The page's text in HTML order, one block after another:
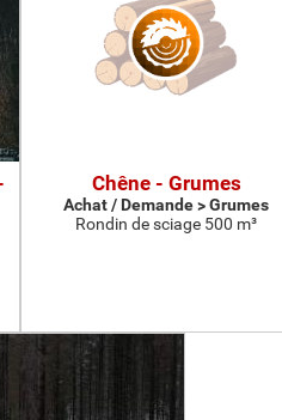
Chêne - Grumes
Achat / Demande > Grumes
Rondin de sciage 500 m³